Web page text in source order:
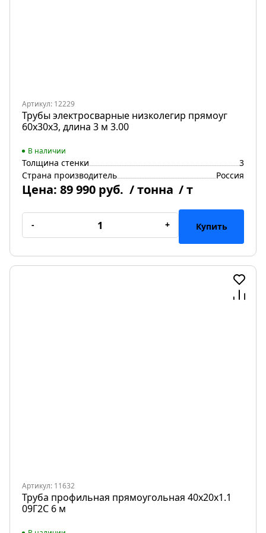
Артикул: 12229
Трубы электросварные низколегир прямоуг
60х30х3, длина 3 м 3.00
В наличии
Толщина стенки
3
Страна производитель
Россия
Цена: 89 990 руб. / тонна / т
- + Купить
Артикул: 11632
Труба профильная прямоугольная 40х20х1.1
09Г2С 6 м